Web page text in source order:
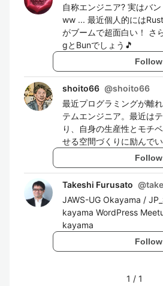
自称エンジニア? 実はバ
ww ... 最近個人的には
がブームで超面白い！ さ
gとBunでしょう🎵
Follow
shoito66 @shoito66
最近プログラミングが離
テムエンジニア。最近は
り、自身の生産性とモチ
せる空間づくりに励んでい
Follow
Takeshi Furusato @
JAWS-UG Okayama /
kayama WordPress
kayama
Follow
1 / 1